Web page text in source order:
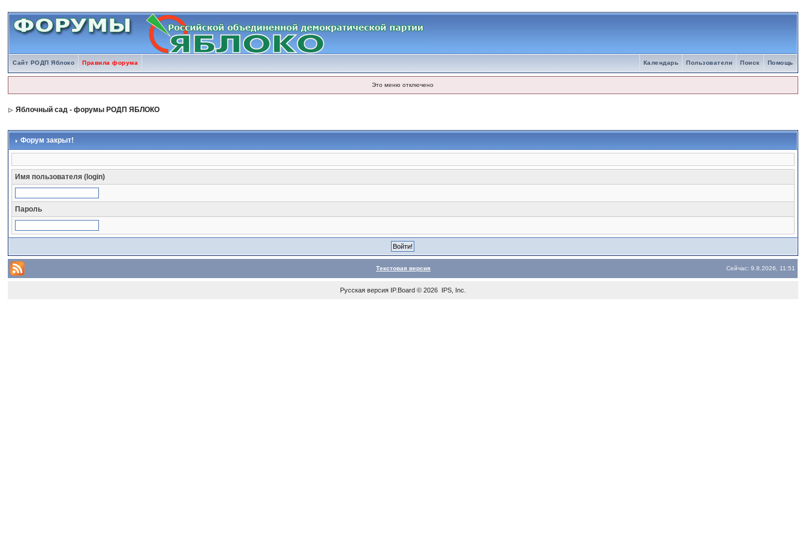
Сайт РОДП Яблоко Правила форума Помощь
Поиск
Пользователи
Календарь
Это меню отключено
Яблочный сад - форумы РОДП ЯБЛОКО
Форум закрыт!
Имя пользователя (login)
Пароль
Текстовая версия Сейчас: 9.8.2026, 11:51
Русская версия IP.Board© 2026 IPS, Inc